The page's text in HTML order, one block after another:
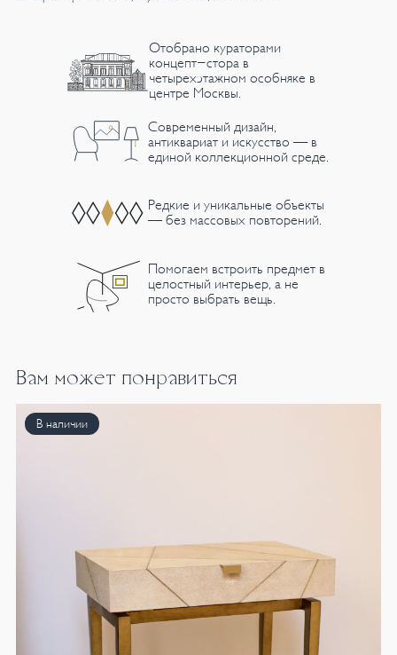
Отобрано кураторами
концепт-стора в
четырехэтажном особняке в
центре Москвы.
Современный дизайн,
антиквариат и искусство — в
единой коллекционной среде.
Редкие и уникальные объекты
— без массовых повторений.
Помогаем встроить предмет в
целостный интерьер, а не
просто выбрать вещь.
Вам может понравиться
В наличии